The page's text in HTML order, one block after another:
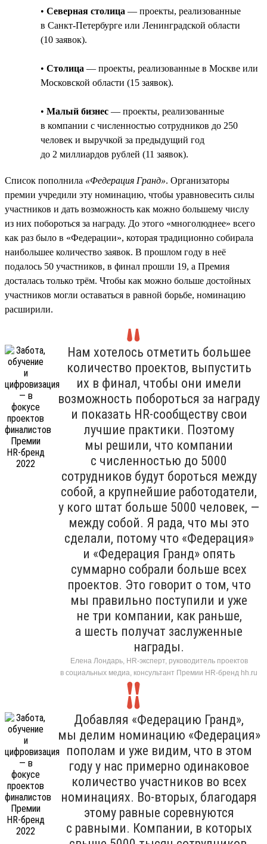
• Северная столица — проекты, реализованные
в Санкт-Петербурге или Ленинградской области
(10 заявок).
• Столица — проекты, реализованные в Москве или
Московской области (15 заявок).
• Малый бизнес — проекты, реализованные
в компании с численностью сотрудников до 250
человек и выручкой за предыдущий год
до 2 миллиардов рублей (11 заявок).
Список пополнила «Федерация Гранд». Организаторы
премии учредили эту номинацию, чтобы уравновесить силы
участников и дать возможность как можно большему числу
из них побороться за награду. До этого «многолюднее» всего
как раз было в «Федерации», которая традиционно собирала
наибольшее количество заявок. В прошлом году в неё
подалось 50 участников, в финал прошли 19, а Премия
досталась только трём. Чтобы как можно больше достойных
участников могли оставаться в равной борьбе, номинацию
расширили.
Нам хотелось отметить большее
количество проектов, выпустить
их в финал, чтобы они имели
возможность побороться за награду
и показать HR-сообществу свои
лучшие практики. Поэтому
мы решили, что компании
с численностью до 5000
сотрудников будут бороться между
собой, а крупнейшие работодатели,
у кого штат больше 5000 человек, —
между собой. Я рада, что мы это
сделали, потому что «Федерация»
и «Федерация Гранд» опять
суммарно собрали больше всех
проектов. Это говорит о том, что
мы правильно поступили и уже
не три компании, как раньше,
а шесть получат заслуженные
награды.
Елена Лондарь, HR-эксперт, руководитель проектов
в социальных медиа, консультант Премии HR-бренд hh.ru
Добавляя «Федерацию Гранд»,
мы делим номинацию «Федерация»
пополам и уже видим, что в этом
году у нас примерно одинаковое
количество участников во всех
номинациях. Во-вторых, благодаря
этому равные соревнуются
с равными. Компании, в которых